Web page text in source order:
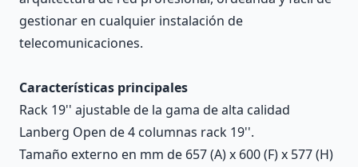
gestionar en cualquier instalación de
telecomunicaciones.
Características principales
Rack 19'' ajustable de la gama de alta calidad
Lanberg Open de 4 columnas rack 19''.
Tamaño externo en mm de 657 (A) x 600 (F) x 577 (H)